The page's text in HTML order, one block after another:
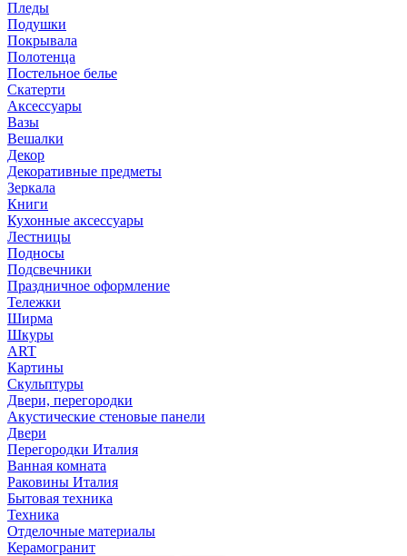
Пледы
Подушки
Покрывала
Полотенца
Постельное белье
Скатерти
Аксессуары
Вазы
Вешалки
Декор
Декоративные предметы
Зеркала
Книги
Кухонные аксессуары
Лестницы
Подносы
Подсвечники
Праздничное оформление
Тележки
Ширма
Шкуры
ART
Картины
Скульптуры
Двери, перегородки
Акустические стеновые панели
Двери
Перегородки Италия
Ванная комната
Раковины Италия
Бытовая техника
Техника
Отделочные материалы
Керамогранит